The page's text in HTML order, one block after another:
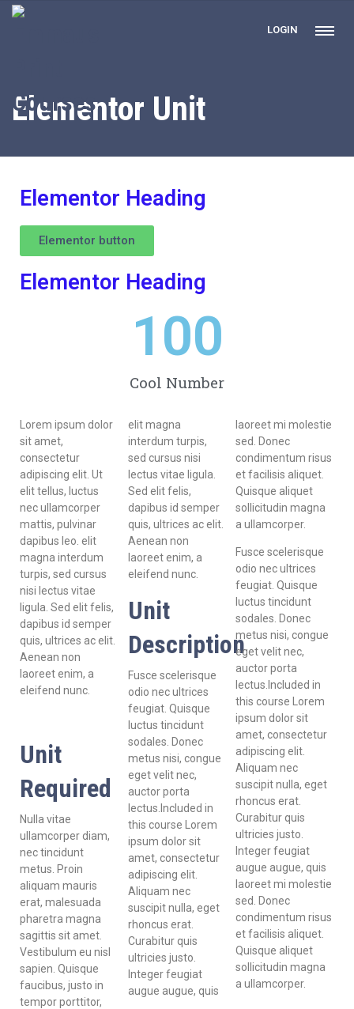
LOGIN
Elementor Unit
Elementor Heading
Elementor button
Elementor Heading
Cool Number
100
Lorem ipsum dolor
sit amet,
consectetur
adipiscing elit. Ut
elit tellus, luctus
nec ullamcorper
mattis, pulvinar
dapibus leo. elit
magna interdum
turpis, sed cursus
nisi lectus vitae
ligula. Sed elit felis,
dapibus id semper
quis, ultrices ac elit.
Aenean non
laoreet enim, a
eleifend nunc.
Unit
Required
Nulla vitae
ullamcorper diam,
nec tincidunt
metus. Proin
aliquam mauris
erat, malesuada
pharetra magna
sagittis sit amet.
Vestibulum eu nisl
sapien. Quisque
faucibus, justo in
tempor porttitor,
elit magna
interdum turpis,
sed cursus nisi
lectus vitae ligula.
Sed elit felis,
dapibus id semper
quis, ultrices ac elit.
Aenean non
laoreet enim, a
eleifend nunc.
Unit
Description
Fusce scelerisque
odio nec ultrices
feugiat. Quisque
luctus tincidunt
sodales. Donec
metus nisi, congue
eget velit nec,
auctor porta
lectus.Included in
this course Lorem
ipsum dolor sit
amet, consectetur
adipiscing elit.
Aliquam nec
suscipit nulla, eget
rhoncus erat.
Curabitur quis
ultricies justo.
Integer feugiat
augue augue, quis
laoreet mi molestie
sed. Donec
condimentum risus
et facilisis aliquet.
Quisque aliquet
sollicitudin magna
a ullamcorper.
Fusce scelerisque
odio nec ultrices
feugiat. Quisque
luctus tincidunt
sodales. Donec
metus nisi, congue
eget velit nec,
auctor porta
lectus.Included in
this course Lorem
ipsum dolor sit
amet, consectetur
adipiscing elit.
Aliquam nec
suscipit nulla, eget
rhoncus erat.
Curabitur quis
ultricies justo.
Integer feugiat
augue augue, quis
laoreet mi molestie
sed. Donec
condimentum risus
et facilisis aliquet.
Quisque aliquet
sollicitudin magna
a ullamcorper.